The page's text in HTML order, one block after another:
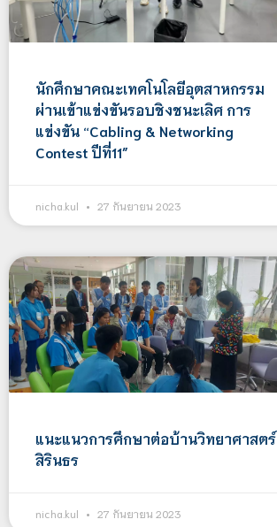
นักศึกษาคณะเทคโนโลยีอุตสาหกรรม
ผ่านเข้าแข่งขันรอบชิงชนะเลิศ การ
แข่งขัน “Cabling & Networking
Contest ปีที่11″
nicha.kul 27 กันยายน 2023
แนะแนวการศึกษาต่อบ้านวิทยาศาสตร์
สิรินธร
nicha.kul 27 กันยายน 2023